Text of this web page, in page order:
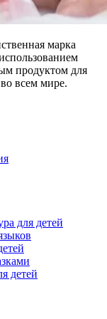
марка
продуктом для
всем мире.
для детей
детей